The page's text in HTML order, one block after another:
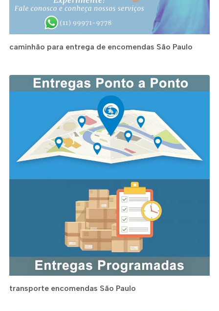
caminhão para entrega de encomendas São Paulo
transporte encomendas São Paulo